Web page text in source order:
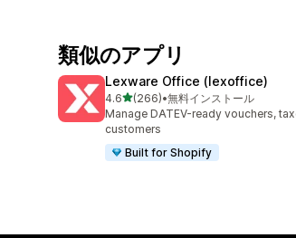
類似のアプリ
Lexware Office (lexoffice)
4.65つ星中
(266)
合計レビュー数：266件
•無料インストール
Manage DATEV-ready vouchers,
customers
Built for Shopify